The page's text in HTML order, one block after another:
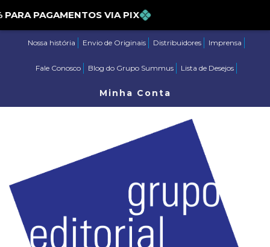
5% PARA PAGAMENTOS VIA PIX
Nossa história Envio de Originais Distribuidores Imprensa
Fale Conosco Blog do Grupo Summus Lista de Desejos
Minha Conta